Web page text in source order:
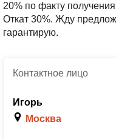
20% по факту
Откат 30%. Жду
гарантирую.
Контактноелицо
Игорь
Москва